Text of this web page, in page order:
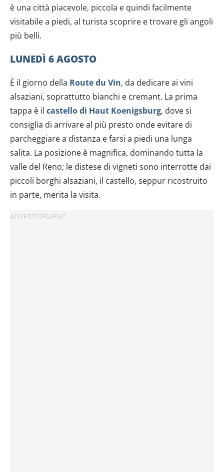
è una città piacevole, piccola e quindi facilmente
visitabile a piedi, al turista scoprire e trovare gli angoli
più belli.
LUNEDÌ 6 AGOSTO
È il giorno della Route du Vin, da dedicare ai vini
alsaziani, soprattutto bianchi e cremant. La prima
tappa è il castello di Haut Koenigsburg, dove si
consiglia di arrivare al più presto onde evitare di
parcheggiare a distanza e farsi a piedi una lunga
salita. La posizione è magnifica, dominando tutta la
valle del Reno; le distese di vigneti sono interrotte dai
piccoli borghi alsaziani, il castello, seppur ricostruito
in parte, merita la visita.